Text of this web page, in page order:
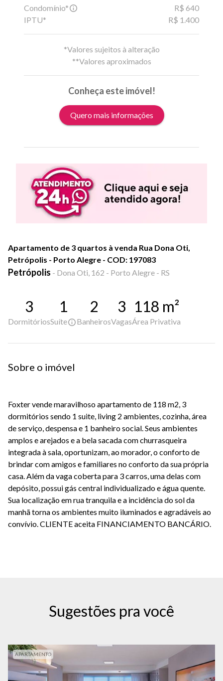
Condomínio*
R$ 640
IPTU*
R$ 1.400
*Valores sujeitos à alteração
**Valores aproximados
Conheça este imóvel!
Quero mais informações
Apartamento de 3 quartos à venda Rua Dona Oti,
Petrópolis - Porto Alegre - COD: 197083
Petrópolis - Dona Oti, 162 - Porto Alegre - RS
3
Dormitórios
1
Suíte
2
Banheiros
3
Vagas
118 m²
Área Privativa
Sobre o imóvel
Foxter vende maravilhoso apartamento de 118 m2, 3
dormitórios sendo 1 suite, living 2 ambientes, cozinha, área
de serviço, despensa e 1 banheiro social. Seus ambientes
amplos e arejados e a bela sacada com churrasqueira
integrada à sala, oportunizam, ao morador, o conforto de
brindar com amigos e familiares no conforto da sua própria
casa. Além da vaga coberta para 3 carros, uma delas com
depósito, possui gás central individualizado e água quente.
Sua localização em rua tranquila e a incidência do sol da
manhã torna os ambientes muito iluminados e agradáveis ao
convívio. CLIENTE aceita FINANCIAMENTO BANCÁRIO.
Sugestões pra você
APARTAMENTO